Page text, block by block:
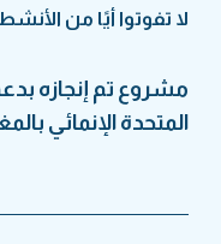
مشروع تم إنجازه
المتحدة الإنمائي
لا تفوتوا أيًا من